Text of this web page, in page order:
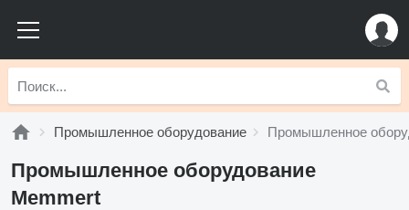
Промышленное оборудование Промышленное
Промышленное оборудование
Memmert